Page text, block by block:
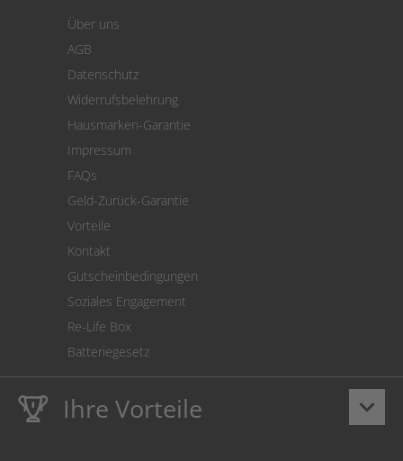
Cookie Einstellungen
Über uns
AGB
Datenschutz
Widerrufsbelehrung
Hausmarken-Garantie
Impressum
FAQs
Geld-Zurück-Garantie
Vorteile
Kontakt
Gutscheinbedingungen
Soziales Engagement
Re-Life Box
Batteriegesetz
keyboard_arrow_down
Ihre Vorteile